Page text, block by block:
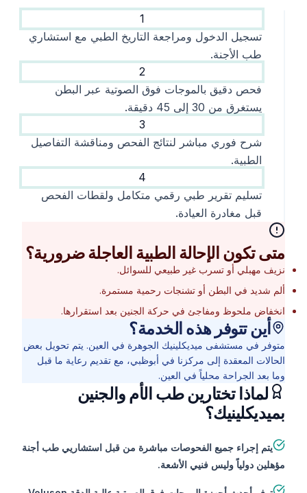
1
تسجيل الدخول ومراجعة التاريخ الطبي مع استشاري
طب الأجنة.
2
فحص دقيق بالموجات فوق الصوتية عبر البطن
يستغرق من 30 إلى 45 دقيقة.
3
شرح فوري مباشر لنتائج الفحص ومناقشة التفاصيل
الطبية.
4
تسليم تقرير طبي رقمي متكامل ولقطات الفحص
قبل مغادرة العيادة.
متى تكون الإحالة الطبية العاجلة ضرورية؟
نزيف مهبلي أو تسرب غير طبيعي للسوائل.
ألم شديد في البطن أو تشنجات رحمية مستمرة.
انخفاض ملحوظ ومفاجئ في حركة الجنين بعد استقرارها.
أين تتوفر هذه الخدمة؟
متوفر في مستشفى ميديكلينيك الجوهرة في العين. يتم تحويل بعض
الحالات المعقدة إلى مركزنا في أبوظبي، مع تقديم رعاية ما قبل
وما بعد الجراحة محلياً في العين.
لماذا تختارين طب الأم والجنين
بميديكلينيك؟
يتم إجراء جميع الفحوصات مباشرة من قبل استشاريي طب أجنة
مؤهلين دولياً وليس فنيي الأشعة.